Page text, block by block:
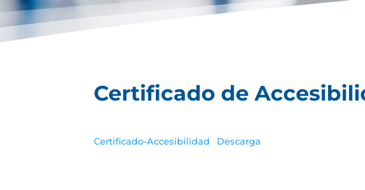
Certificado de
Certificado-Accesibilidad Descarga